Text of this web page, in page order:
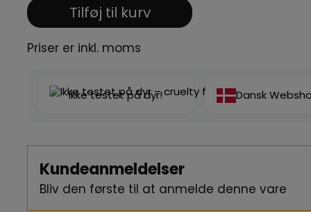
Tilføj til kurv
Priser er inkl. moms
Ikke testet på dyr! Dansk
Kundeanmeldelser
Bliv den første til at anmelde denne vare